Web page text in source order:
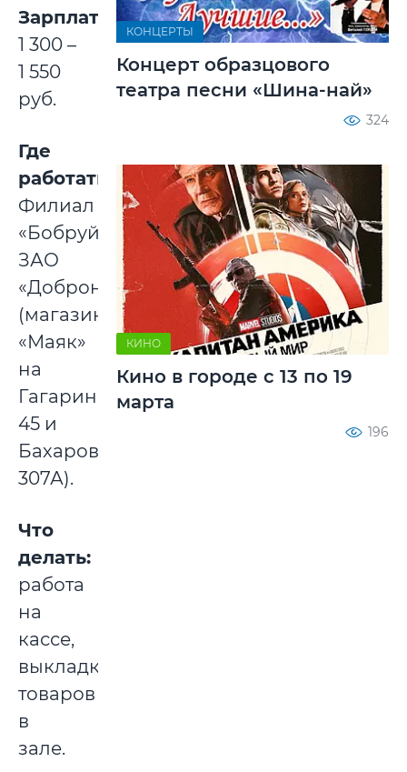
Зарплата:
1 300 –
1 550
руб.
Где
работать:
Филиал
«Бобруйск»
ЗАО
«Доброном»
(магазины
«Маяк»
на
Гагарина,
45 и
Бахарова,
307А).
Что
делать:
работа
на
кассе,
выкладка
товаров
в
зале.
КОНЦЕРТЫ
Концерт образцового
театра песни «Шина-най»
324
КИНО
Кино в городе с 13 по 19
марта
196